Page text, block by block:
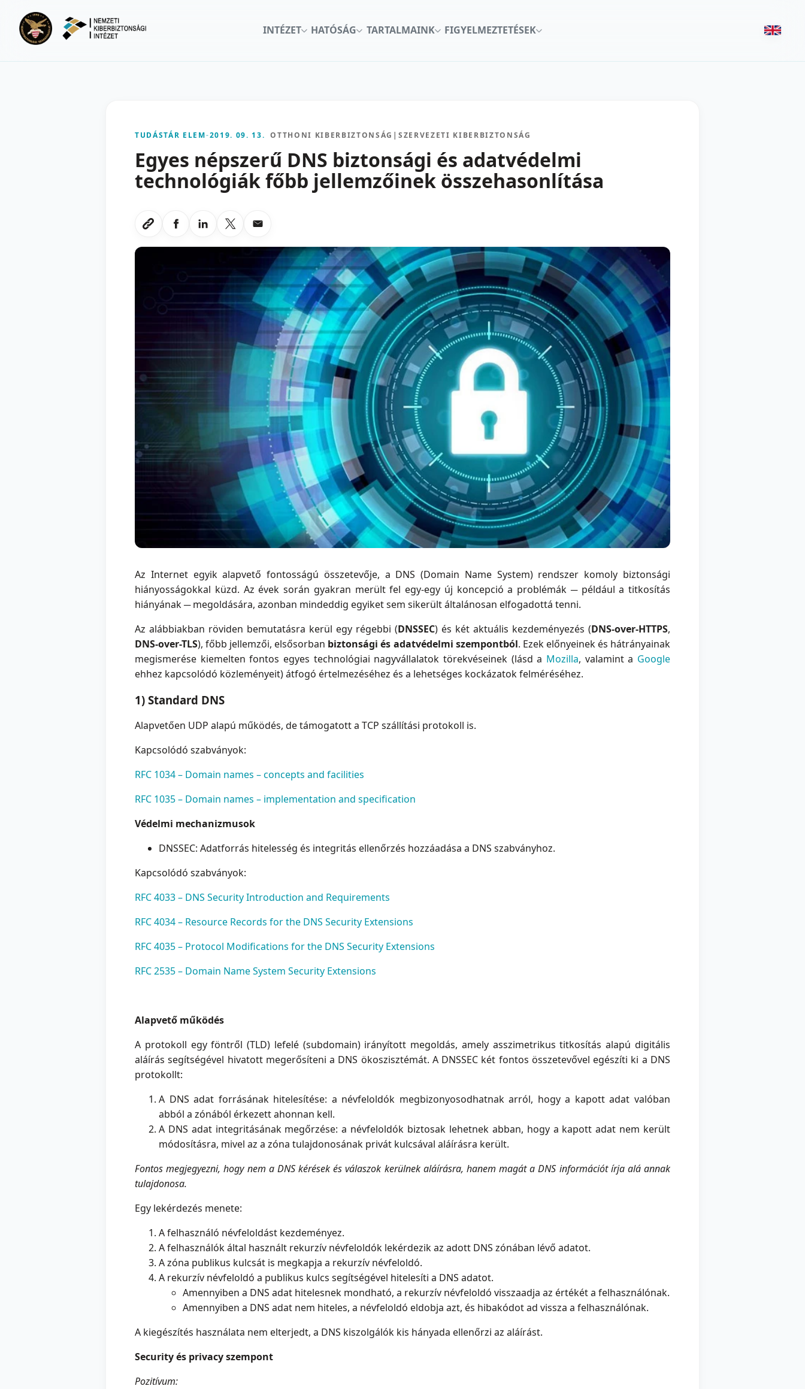
INTÉZET
HATÓSÁG TARTALMAINK FIGYELMEZTETÉSEK
TUDÁSTÁR ELEM-2019. 09. 13. OTTHONI KIBERBIZTONSÁG | SZERVEZETI KIBERBIZTONSÁG
Egyes népszerű DNS biztonsági és adatvédelmi
technológiák főbb jellemzőinek összehasonlítása
Link masolasa
Megosztas Facebookon
Megosztas LinkedInen
Megosztas X-en
Megosztas emailben
Az Internet egyik alapvető fontosságú összetevője, a DNS (Domain Name System) rendszer komoly biztonsági
hiányosságokkal küzd. Az évek során gyakran merült fel egy-egy új koncepció a problémák ─ például a titkosítás
hiányának ─ megoldására, azonban mindeddig egyiket sem sikerült általánosan elfogadottá tenni.
Az alábbiakban röviden bemutatásra kerül egy régebbi (DNSSEC) és két aktuális kezdeményezés (DNS-over-HTTPS,
DNS-over-TLS), főbb jellemzői, elsősorban biztonsági és adatvédelmi szempontból. Ezek előnyeinek és hátrányainak
megismerése kiemelten fontos egyes technológiai nagyvállalatok törekvéseinek (lásd a Mozilla, valamint a Google
ehhez kapcsolódó közleményeit) átfogó értelmezéséhez és a lehetséges kockázatok felméréséhez.
1) Standard DNS
Alapvetően UDP alapú működés, de támogatott a TCP szállítási protokoll is.
Kapcsolódó szabványok:
RFC 1034 – Domain names – concepts and facilities
RFC 1035 – Domain names – implementation and specification
Védelmi mechanizmusok
DNSSEC: Adatforrás hitelesség és integritás ellenőrzés hozzáadása a DNS szabványhoz.
Kapcsolódó szabványok:
RFC 4033 – DNS Security Introduction and Requirements
RFC 4034 – Resource Records for the DNS Security Extensions
RFC 4035 – Protocol Modifications for the DNS Security Extensions
RFC 2535 – Domain Name System Security Extensions
Alapvető működés
A protokoll egy föntről (TLD) lefelé (subdomain) irányított megoldás, amely asszimetrikus titkosítás alapú digitális
aláírás segítségével hivatott megerősíteni a DNS ökoszisztémát. A DNSSEC két fontos összetevővel egészíti ki a DNS
protokollt:
A DNS adat forrásának hitelesítése: a névfeloldók megbizonyosodhatnak arról, hogy a kapott adat valóban
abból a zónából érkezett ahonnan kell.
A DNS adat integritásának megőrzése: a névfeloldók biztosak lehetnek abban, hogy a kapott adat nem került
módosításra, mivel az a zóna tulajdonosának privát kulcsával aláírásra került.
Fontos megjegyezni, hogy nem a DNS kérések és válaszok kerülnek aláírásra, hanem magát a DNS információt írja alá annak
tulajdonosa.
Egy lekérdezés menete:
A felhasználó névfeloldást kezdeményez.
A felhasználók által használt rekurzív névfeloldók lekérdezik az adott DNS zónában lévő adatot.
A zóna publikus kulcsát is megkapja a rekurzív névfeloldó.
A rekurzív névfeloldó a publikus kulcs segítségével hitelesíti a DNS adatot.
Amennyiben a DNS adat hitelesnek mondható, a rekurzív névfeloldó visszaadja az értékét a felhasználónak.
Amennyiben a DNS adat nem hiteles, a névfeloldó eldobja azt, és hibakódot ad vissza a felhasználónak.
A kiegészítés használata nem elterjedt, a DNS kiszolgálók kis hányada ellenőrzi az aláírást.
Security és privacy szempont
Pozitívum: